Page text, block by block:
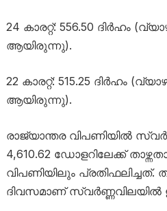
24 കാരറ്റ്: 556.50 ദിർഹം
ആയിരുന്നു).
22 കാരറ്റ്: 515.25 ദിർഹം
ആയിരുന്നു).
രാജ്യാന്തര വിപണിയിൽ
4,610.62 ഡോളറിലേക്ക്
വിപണിയിലും പ്രതിഫലിച്ചത്.
ദിവസമാണ് സ്വർണ്ണവിലയിൽ